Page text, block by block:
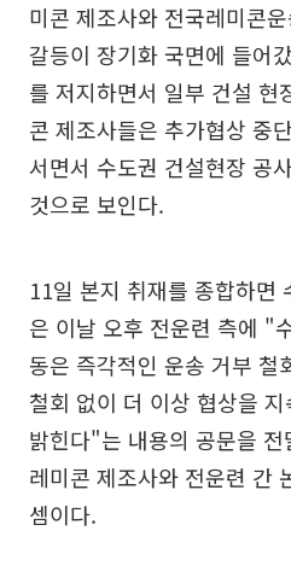
미콘 제조사와 전국레미콘
갈등이 장기화 국면에 들어
를 저지하면서 일부 건설 현
콘 제조사들은 추가협상 중
서면서 수도권 건설현장 공
것으로 보인다.
11일 본지 취재를 종합하면
은 이날 오후 전운련 측에 "
동은 즉각적인 운송 거부 철
철회 없이 더 이상 협상을
밝힌다"는 내용의 공문을
레미콘 제조사와 전운련 간
셈이다.